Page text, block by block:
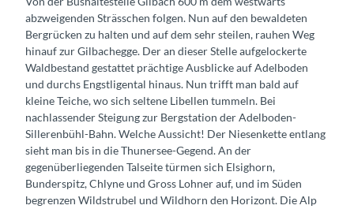
abzweigenden Strässchen folgen. Nun auf den bewaldeten
Bergrücken zu halten und auf dem sehr steilen, rauhen Weg
hinauf zur Gilbachegge. Der an dieser Stelle aufgelockerte
Waldbestand gestattet prächtige Ausblicke auf Adelboden
und durchs Engstligental hinaus. Nun trifft man bald auf
kleine Teiche, wo sich seltene Libellen tummeln. Bei
nachlassender Steigung zur Bergstation der Adelboden-
Sillerenbühl-Bahn. Welche Aussicht! Der Niesenkette entlang
sieht man bis in die Thunersee-Gegend. An der
gegenüberliegenden Talseite türmen sich Elsighorn,
Bunderspitz, Chlyne und Gross Lohner auf, und im Süden
begrenzen Wildstrubel und Wildhorn den Horizont. Die Alp